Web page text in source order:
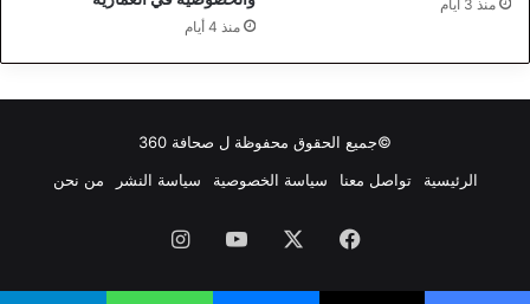
منذ 3 أيام
منذ 4 أيام
©جميع الحقوق محفوظة ل صحافة 360
الرئيسية
تواصل معنا سياسة الخصوصية سياسة النشر من نحن
فيسبوك ‫YouTube